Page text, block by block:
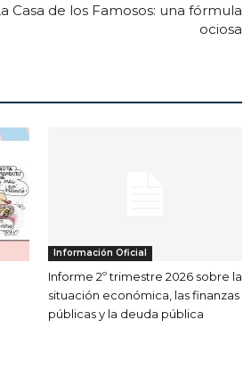
Casa de los Famosos: una fórmula
ociosa
Información Oficial
Informe 2º trimestre 2026 sobre la
situación económica, las finanzas
públicas y la deuda pública